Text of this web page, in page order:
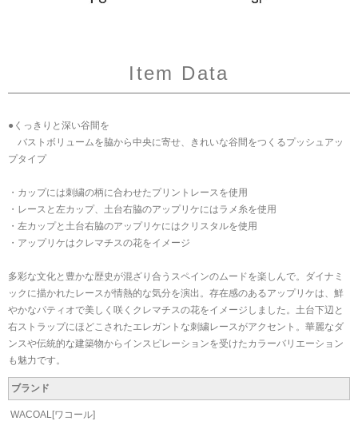
Item Data
●くっきりと深い谷間を
バストボリュームを脇から中央に寄せ、きれいな谷間をつくるプッシュアッ
プタイプ
・カップには刺繍の柄に合わせたプリントレースを使用
・レースと左カップ、土台右脇のアップリケにはラメ糸を使用
・左カップと土台右脇のアップリケにはクリスタルを使用
・アップリケはクレマチスの花をイメージ
多彩な文化と豊かな歴史が混ざり合うスペインのムードを楽しんで。ダイナミ
ックに描かれたレースが情熱的な気分を演出。存在感のあるアップリケは、鮮
やかなパティオで美しく咲くクレマチスの花をイメージしました。土台下辺と
右ストラップにほどこされたエレガントな刺繍レースがアクセント。華麗なダ
ンスや伝統的な建築物からインスピレーションを受けたカラーバリエーション
も魅力です。
ブランド
WACOAL[ワコール]